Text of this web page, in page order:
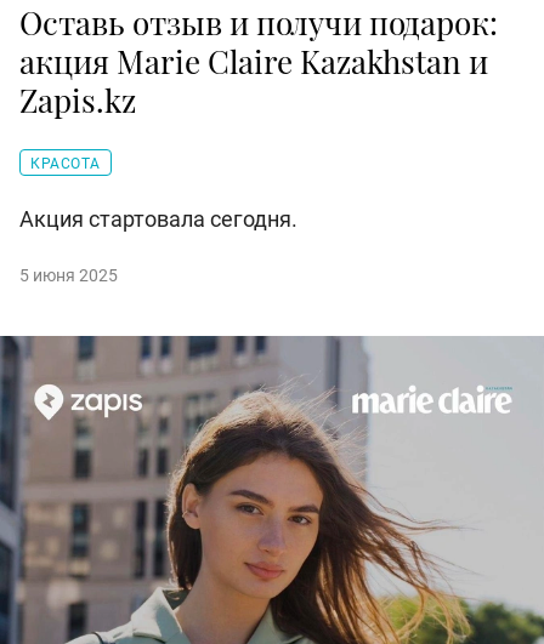
Оставь отзыв и получи подарок:
акция Marie Claire Kazakhstan и
Zapis.kz
КРАСОТА
Акция стартовала сегодня.
5 июня 2025